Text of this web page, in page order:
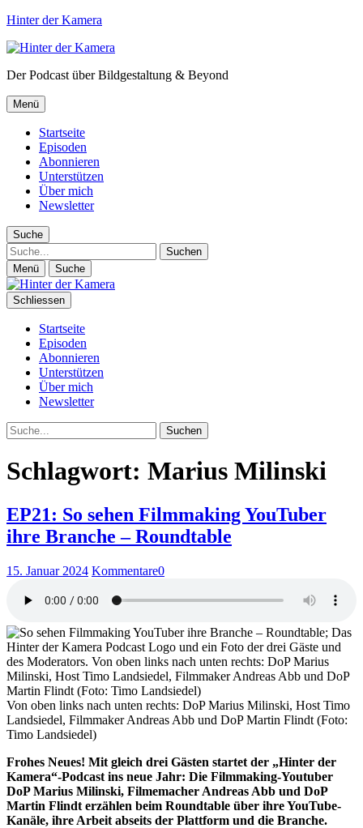
Hinter der Kamera
Der Podcast über Bildgestaltung & Beyond
Menü
Startseite
Episoden
Abonnieren
Unterstützen
Über mich
Newsletter
Suche
Suche
Menü Suche
Schliessen
Startseite
Episoden
Abonnieren
Unterstützen
Über mich
Newsletter
Suche
Schlagwort: Marius Milinski
EP21: So sehen Filmmaking YouTuber
ihre Branche – Roundtable
15. Januar 2024 Kommentare0
Von oben links nach unten rechts: DoP Marius Milinski, Host Timo
Landsiedel, Filmmaker Andreas Abb und DoP Martin Flindt (Foto:
Timo Landsiedel)
Frohes Neues! Mit gleich drei Gästen startet der „Hinter der
Kamera“-Podcast ins neue Jahr: Die Filmmaking-Youtuber
DoP Marius Milinski, Filmemacher Andreas Abb und DoP
Martin Flindt erzählen beim Roundtable über ihre YouTube-
Kanäle, ihre Arbeit abseits der Plattform und die Branche.